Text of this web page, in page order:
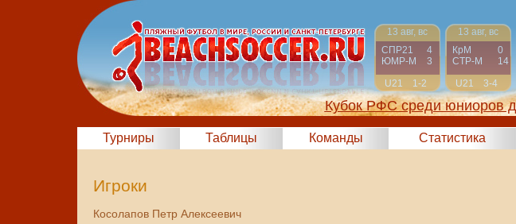
13 авг, вс
СПР21
4
ЮМР-М
3
U21
1-2
13 авг, вс
КрМ
0
СТР-М
14
U21
3-4
Кубок РФС среди юниоров
Турниры Таблицы Команды Статистика
Игроки
Косолапов Петр Алексеевич